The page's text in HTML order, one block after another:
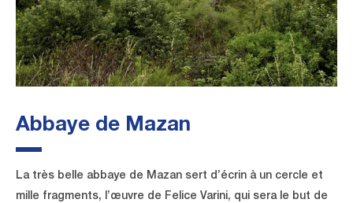
Abbaye de Mazan
La très belle abbaye de Mazan sert d’écrin à un cercle et
mille fragments, l’œuvre de Felice Varini, qui sera le but de